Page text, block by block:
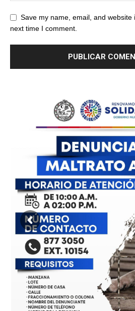
Save my name, email, and
next time I comment.